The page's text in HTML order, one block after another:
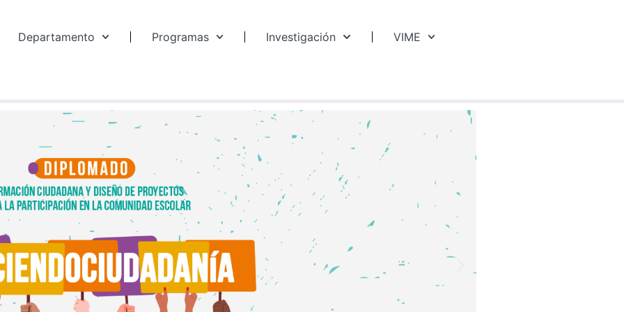
Departamento Programas Investigación VIME